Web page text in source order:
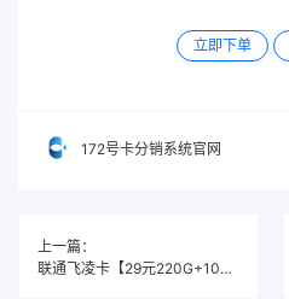
立即下单
172号卡分销系统官网
上一篇：
联通飞凌卡【29元220G+100分钟】